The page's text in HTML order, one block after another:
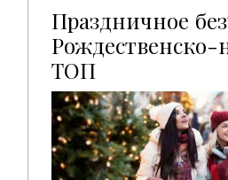
Праздничное
Рождественско-
ТОП